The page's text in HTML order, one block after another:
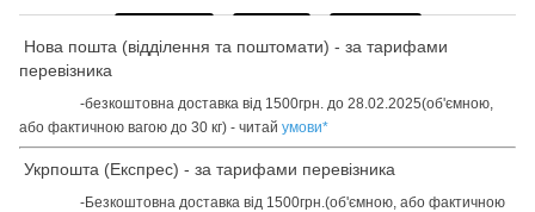
Нова пошта (відділення та поштомати) - за тарифами
перевізника
-безкоштовна доставка від 1500грн. до 28.02.2025(об'ємною,
або фактичною вагою до 30 кг) - читай умови*
Укрпошта (Експрес) - за тарифами перевізника
-Безкоштовна доставка від 1500грн.(об'ємною, або фактичною